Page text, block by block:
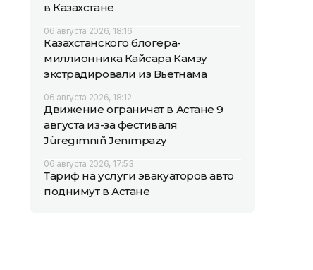
в Казахстане
06 августа 2026, 18:16
Казахстанского блогера-
миллионника Кайсара Камзу
экстрадировали из Вьетнама
06 августа 2026, 18:12
Движение ограничат в Астане 9
августа из-за фестиваля
Jüregımnıñ Jenımpazy
06 августа 2026, 17:53
Тариф на услуги эвакуаторов авто
поднимут в Астане